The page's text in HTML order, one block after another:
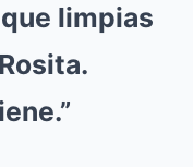
limpias